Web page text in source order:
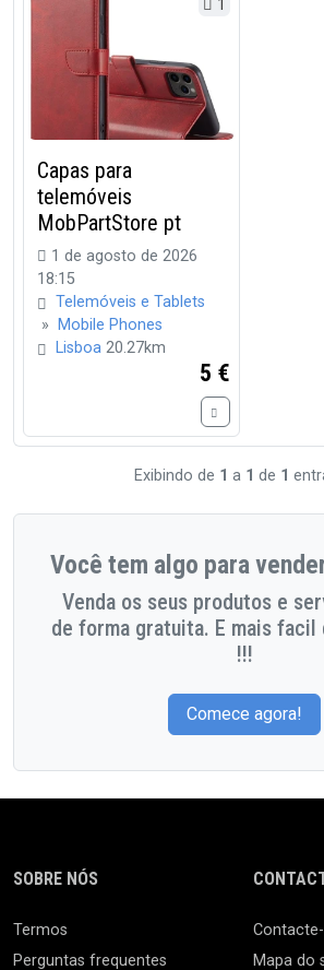
1
Capas para
telemóveis
MobPartStore pt
1 de agosto de 2026
18:15
Telemóveis e Tablets
»
Mobile Phones
Lisboa 20.27km
5 €
Exibindo de 1 a 1 de 1
Você tem algo para
Venda os seus produtos e
de forma gratuita. E mais facil
!!!
Comece agora!
SOBRE NÓS
Termos
Perguntas frequentes
Mapa do